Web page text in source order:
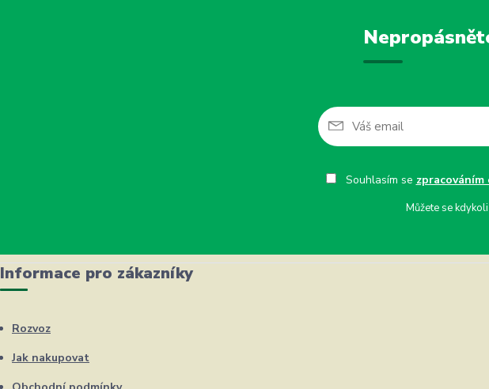
Souhlasím se
Můžete se
Informace pro zákazníky
Rozvoz
Jak nakupovat